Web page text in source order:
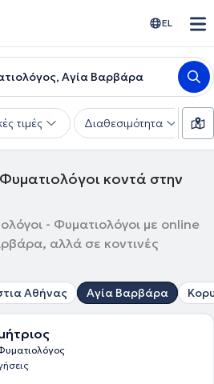
EL
Αγία Βαρβάρα
τιμές Διαθεσιμότητα
κοντά στην
- Φυματιολόγοι με online
αλλά σε κοντινές
Αθήνας Αγία Βαρβάρα